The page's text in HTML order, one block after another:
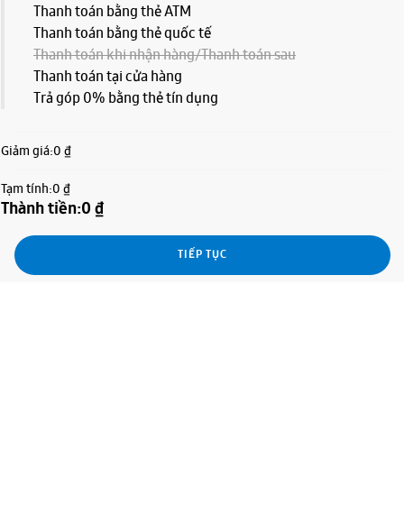
Thanh toán bằng thẻ ATM
Thanh toán bằng thẻ quốc tế
Thanh toán khi nhận hàng/Thanh toán sau
Thanh toán tại cửa hàng
Trả góp 0% bằng thẻ tín dụng
Giảm giá:0 ₫
Tạm tính:0 ₫
Thành tiền:0 ₫
TIẾP TỤC